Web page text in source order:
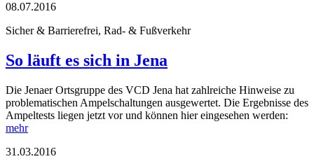
08.07.2016
Sicher & Barrierefrei, Rad- & Fußverkehr
So läuft es sich in Jena
Die Jenaer Ortsgruppe des VCD Jena hat zahlreiche Hinweise zu
problematischen Ampelschaltungen ausgewertet. Die Ergebnisse des
Ampeltests liegen jetzt vor und können hier eingesehen werden:
mehr
31.03.2016